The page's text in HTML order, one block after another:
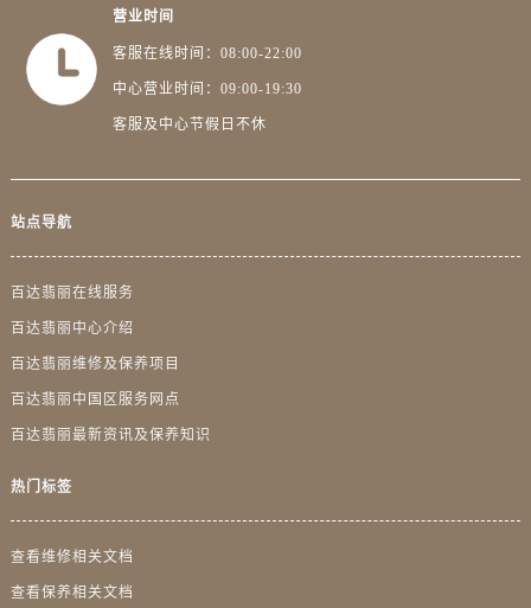
澳门特别行政区花王堂区大三巴商圈百达翡丽售后服务中心（需提前预约）
广东省惠州市惠城区江北文昌一路7号华贸大厦1座30层3005室百达翡丽售后服务中心（需提前预约）
营业时间
客服在线时间：08:00-22:00
中心营业时间：09:00-19:30
客服及中心节假日不休
站点导航
百达翡丽在线服务
百达翡丽中心介绍
百达翡丽维修及保养项目
百达翡丽中国区服务网点
百达翡丽最新资讯及保养知识
热门标签
查看维修相关文档
查看保养相关文档